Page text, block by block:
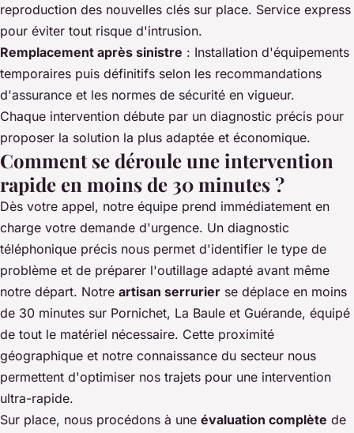
reproduction des nouvelles clés sur place. Service express
pour éviter tout risque d'intrusion.
Remplacement après sinistre : Installation d'équipements
temporaires puis définitifs selon les recommandations
d'assurance et les normes de sécurité en vigueur.
Chaque intervention débute par un diagnostic précis pour
proposer la solution la plus adaptée et économique.
Comment se déroule une intervention
rapide en moins de 30 minutes ?
Dès votre appel, notre équipe prend immédiatement en
charge votre demande d'urgence. Un diagnostic
téléphonique précis nous permet d'identifier le type de
problème et de préparer l'outillage adapté avant même
notre départ. Notre artisan serrurier se déplace en moins
de 30 minutes sur Pornichet, La Baule et Guérande, équipé
de tout le matériel nécessaire. Cette proximité
géographique et notre connaissance du secteur nous
permettent d'optimiser nos trajets pour une intervention
ultra-rapide.
Sur place, nous procédons à une évaluation complète de